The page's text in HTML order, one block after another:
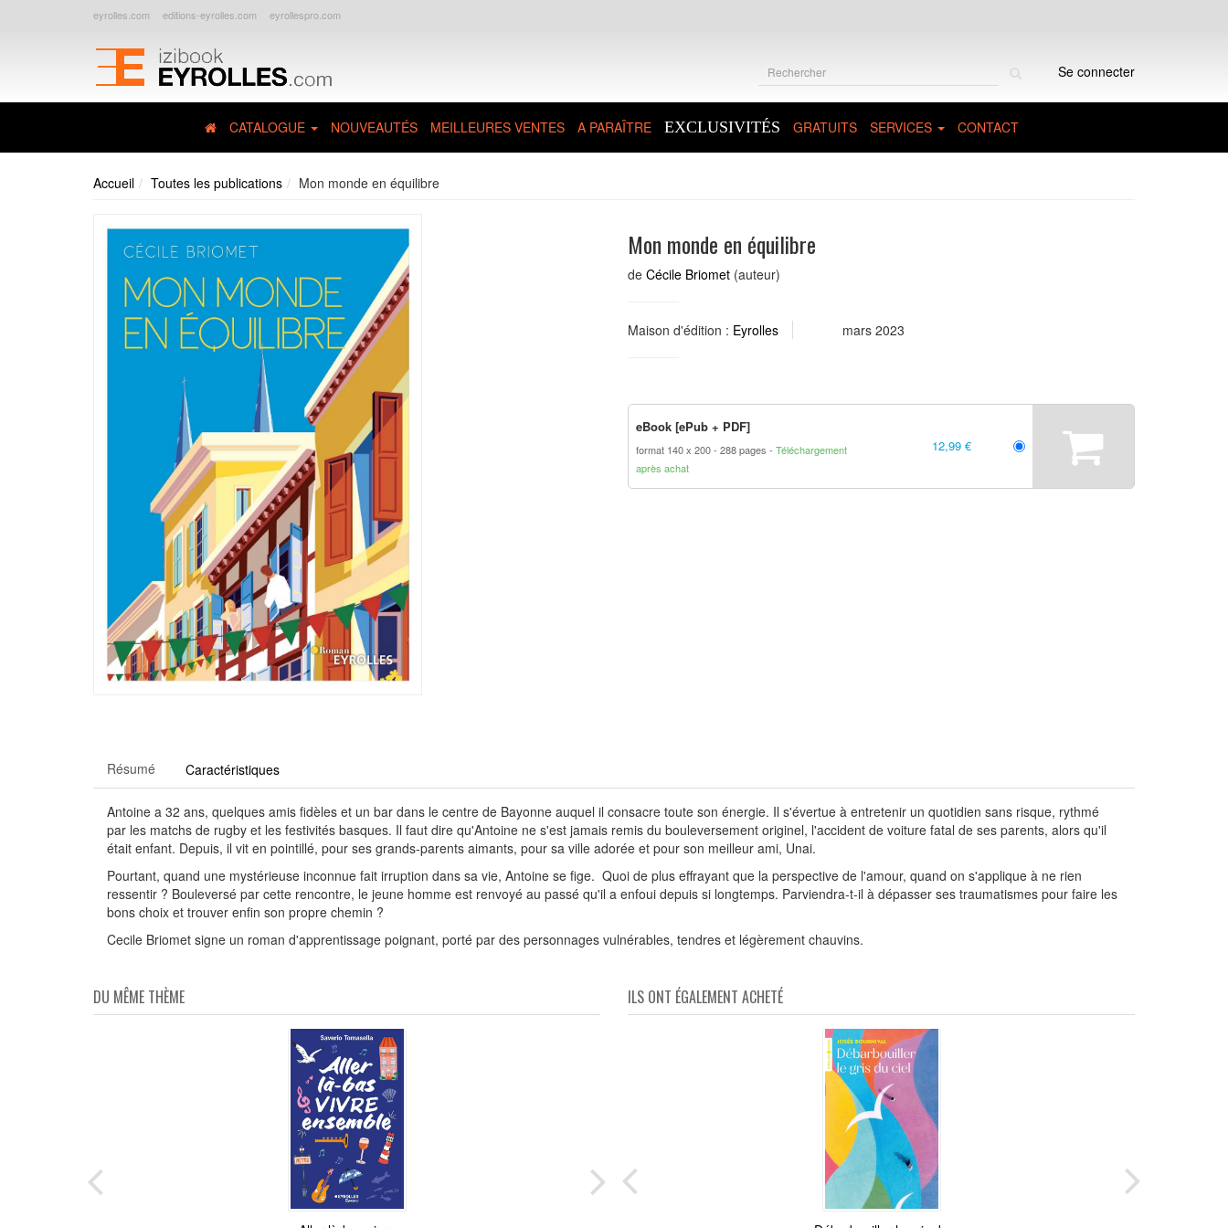
eyrolles.com editions-eyrolles.com eyrollespro.com
Se connecter
CATALOGUE NOUVEAUTÉS MEILLEURES VENTES A PARAÎTRE EXCLUSIVITÉS GRATUITS SERVICES CONTACT
Accueil Toutes les publications Mon monde en équilibre
Mon monde en équilibre
de Cécile Briomet (auteur)
Maison d'édition : Eyrolles mars 2023
eBook [ePub + PDF]
format 140 x 200 288 pages
Téléchargement
après achat
12,99 €
Résumé Caractéristiques
Antoine a 32 ans, quelques amis fidèles et un bar dans le centre de Bayonne auquel il consacre toute son énergie. Il s'évertue à entretenir un quotidien sans risque, rythmé
par les matchs de rugby et les festivités basques. Il faut dire qu'Antoine ne s'est jamais remis du bouleversement originel, l'accident de voiture fatal de ses parents, alors qu'il
était enfant. Depuis, il vit en pointillé, pour ses grands-parents aimants, pour sa ville adorée et pour son meilleur ami, Unai.
Pourtant, quand une mystérieuse inconnue fait irruption dans sa vie, Antoine se fige. Quoi de plus effrayant que la perspective de l'amour, quand on s'applique à ne rien
ressentir ? Bouleversé par cette rencontre, le jeune homme est renvoyé au passé qu'il a enfoui depuis si longtemps. Parviendra-t-il à dépasser ses traumatismes pour faire les
bons choix et trouver enfin son propre chemin ?
Cecile Briomet signe un roman d'apprentissage poignant, porté par des personnages vulnérables, tendres et légèrement chauvins.
DU MÊME THÈME ILS ONT ÉGALEMENT ACHETÉ